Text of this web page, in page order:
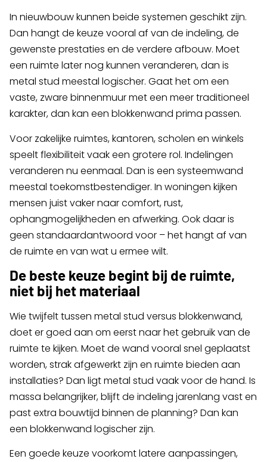
In nieuwbouw kunnen beide systemen geschikt zijn.
Dan hangt de keuze vooral af van de indeling, de
gewenste prestaties en de verdere afbouw. Moet
een ruimte later nog kunnen veranderen, dan is
metal stud meestal logischer. Gaat het om een
vaste, zware binnenmuur met een meer traditioneel
karakter, dan kan een blokkenwand prima passen.
Voor zakelijke ruimtes, kantoren, scholen en winkels
speelt flexibiliteit vaak een grotere rol. Indelingen
veranderen nu eenmaal. Dan is een systeemwand
meestal toekomstbestendiger. In woningen kijken
mensen juist vaker naar comfort, rust,
ophangmogelijkheden en afwerking. Ook daar is
geen standaardantwoord voor – het hangt af van
de ruimte en van wat u ermee wilt.
De beste keuze begint bij de ruimte,
niet bij het materiaal
Wie twijfelt tussen metal stud versus blokkenwand,
doet er goed aan om eerst naar het gebruik van de
ruimte te kijken. Moet de wand vooral snel geplaatst
worden, strak afgewerkt zijn en ruimte bieden aan
installaties? Dan ligt metal stud vaak voor de hand. Is
massa belangrijker, blijft de indeling jarenlang vast en
past extra bouwtijd binnen de planning? Dan kan
een blokkenwand logischer zijn.
Een goede keuze voorkomt latere aanpassingen,